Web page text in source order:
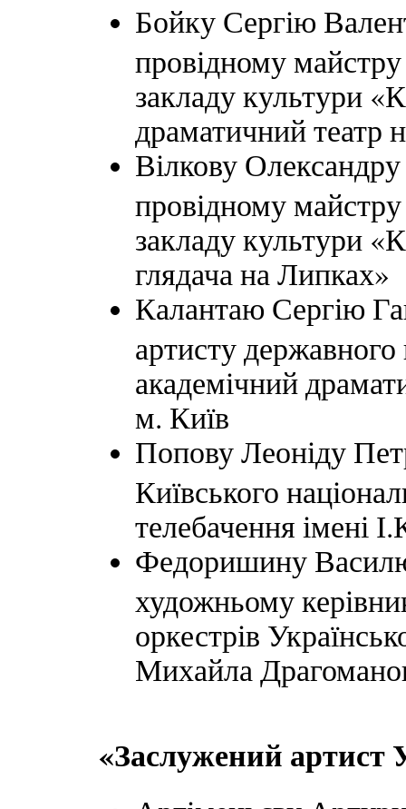
Бойку Сергію
провідному
закладу культури
драматичний театр
Вілкову
провідному
закладу культури
глядача на Липках»
Калантаю Сергію
артисту
академічний
м. Київ
Попову Леоніду
Київського
телебачення імені
Федоришину Василю
художньому
оркестрів
Михайла
«Заслужений артист